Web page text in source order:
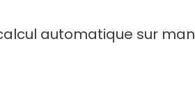
automatique sur